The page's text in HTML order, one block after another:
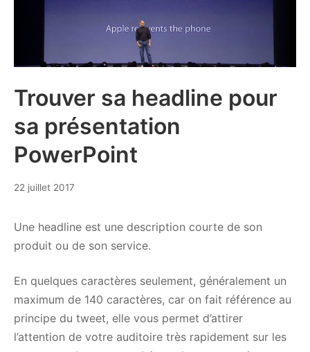
Trouver sa headline pour
sa présentation
PowerPoint
22 juillet 2017
Une headline est une description courte de son
produit ou de son service.
En quelques caractères seulement, généralement un
maximum de 140 caractères, car on fait référence au
principe du tweet, elle vous permet d’attirer
l’attention de votre auditoire très rapidement sur les